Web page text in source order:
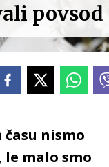
povsod
nismo
malo smo